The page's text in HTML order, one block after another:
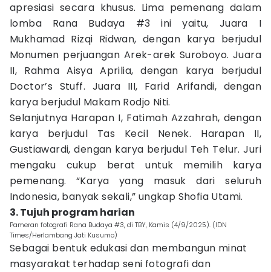
apresiasi secara khusus. Lima pemenang dalam
lomba Rana Budaya #3 ini yaitu, Juara I
Mukhamad Rizqi Ridwan, dengan karya berjudul
Monumen perjuangan Arek-arek Suroboyo. Juara
II, Rahma Aisya Aprilia, dengan karya berjudul
Doctor’s Stuff. Juara III, Farid Arifandi, dengan
karya berjudul Makam Rodjo Niti.
Selanjutnya Harapan I, Fatimah Azzahrah, dengan
karya berjudul Tas Kecil Nenek. Harapan II,
Gustiawardi, dengan karya berjudul Teh Telur. Juri
mengaku cukup berat untuk memilih karya
pemenang. “Karya yang masuk dari seluruh
Indonesia, banyak sekali,” ungkap Shofia Utami.
3. Tujuh program harian
Pameran fotografi Rana Budaya #3, di TBY, Kamis (4/9/2025). (IDN
Times/Herlambang Jati Kusumo)
Sebagai bentuk edukasi dan membangun minat
masyarakat terhadap seni fotografi dan